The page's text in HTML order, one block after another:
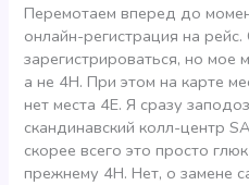
Перемотаем вперед до
онлайн-регистрация на
зарегистрироваться, но мое
а не 4Н. При этом на карте
нет места 4Е. Я сразу
скандинавский колл-центр
скорее всего это просто
прежнему 4Н. Нет, о замене